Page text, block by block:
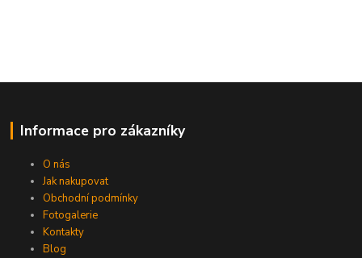
Informace pro zákazníky
O nás
Jak nakupovat
Obchodní podmínky
Fotogalerie
Kontakty
Blog